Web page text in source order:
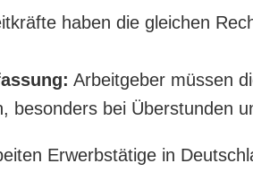
haben die gleichen
Arbeitgeber müssen
besonders bei Überstunden
Erwerbstätige in